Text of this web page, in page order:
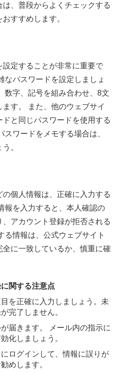
、普段からよくチェックする
すすめします。
定することが非常に重要で
なパスワードを設定しましょ
数字、記号を組み合わせ、8文
す。 また、他のウェブサイ
ドと同じパスワードを使用する
ワードをメモする場合は、
。
個人情報は、正確に入力する
報を入力すると、本人確認の
アカウント登録が拒否される
る情報は、公式ウェブサイト
に一致しているか、慎重に確
関する注意点
を正確に入力しましょう。未
完了しません。
届きます。 メール内の指示に
化しましょう。
ログインして、情報に誤りが
めします。